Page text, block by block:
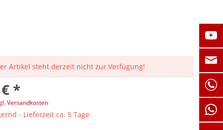
Artikel steht derzeit nicht zur Verfügung!
*
Versandkosten
- Lieferzeit ca. 5 Tage